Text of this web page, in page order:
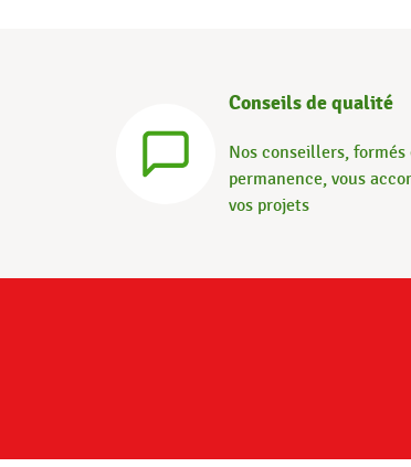
Conseils de qualité
Nos conseillers, formés
permanence, vous
vos projets